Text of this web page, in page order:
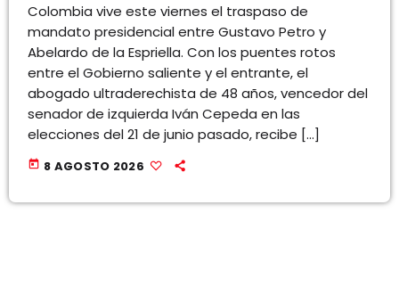
Colombia vive este viernes el traspaso de
mandato presidencial entre Gustavo Petro y
Abelardo de la Espriella. Con los puentes rotos
entre el Gobierno saliente y el entrante, el
abogado ultraderechista de 48 años, vencedor del
senador de izquierda Iván Cepeda en las
elecciones del 21 de junio pasado, recibe […]
today 8 AGOSTO 2026